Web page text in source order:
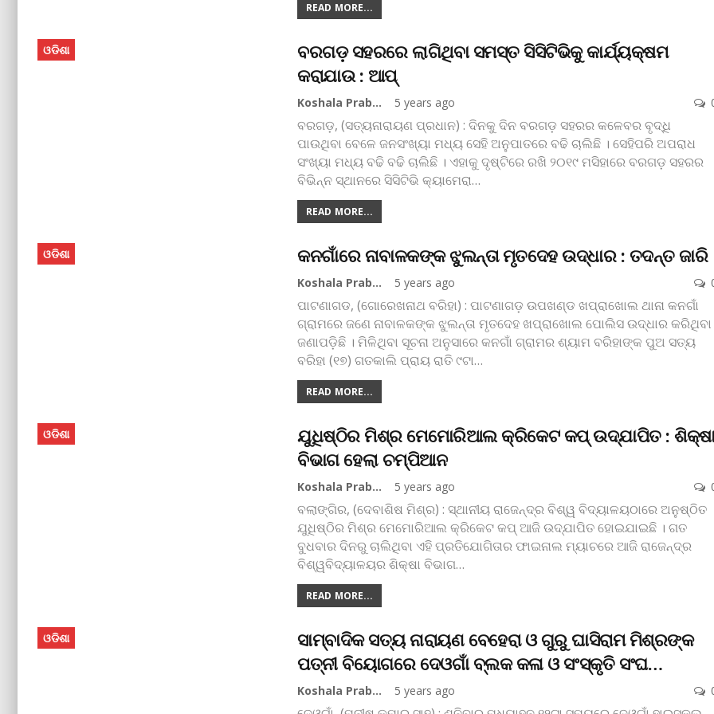
READ MORE...
ଓଡିଶା
ବରଗଡ଼ ସହରରେ ଲାଗିଥିବା ସମସ୍ତ ସିସିଟିଭିକୁ କାର୍ଯ୍ୟକ୍ଷମ
କରାଯାଉ : ଆପ୍
Koshala Prabaha 5 years ago
ବରଗଡ଼, (ସତ୍ୟନାରାୟଣ ପ୍ରଧାନ) : ଦିନକୁ ଦିନ ବରଗଡ଼ ସହରର କଳେବର ବୃଦ୍ଧି
ପାଉଥିବା ବେଳେ ଜନସଂଖ୍ୟା ମଧ୍ୟ ସେହି ଅନୁପାତରେ ବଢି ଚାଲିଛି । ସେହିପରି ଅପରାଧ
ସଂଖ୍ୟା ମଧ୍ୟ ବଢି ବଢି ଚାଲିଛି । ଏହାକୁ ଦୃଷ୍ଟିରେ ରଖି ୨୦୧୯ ମସିହାରେ ବରଗଡ଼ ସହରର
ବିଭିନ୍ନ ସ୍ଥାନରେ ସିସିଟିଭି କ୍ୟାମେରା…
READ MORE...
ଓଡିଶା କନଗାଁରେ ନାବାଳକଙ୍କ ଝୁଲନ୍ତା ମୃତଦେହ ଉଦ୍ଧାର : ତଦନ୍ତ ଜାରି
Koshala Prabaha 5 years ago
ପାଟଣାଗଡ, (ଗୋରେଖନାଥ ବରିହା) : ପାଟଣାଗଡ଼ ଉପଖଣ୍ଡ ଖପ୍ରାଖୋଲ ଥାନା କନଗାଁ
ଗ୍ରାମରେ ଜଣେ ନାବାଳକଙ୍କ ଝୁଲନ୍ତା ମୃତଦେହ ଖପ୍ରାଖୋଲ ପୋଲିସ ଉଦ୍ଧାର କରିଥିବା
ଜଣାପଡ଼ିଛି । ମିଳିଥିବା ସୂଚନା ଅନୁସାରେ କନଗାଁ ଗ୍ରାମର ଶ୍ୟାମ ବରିହାଙ୍କ ପୁଅ ସତ୍ୟ
ବରିହା (୧୭) ଗତକାଲି ପ୍ରାୟ ରାତି ୯ଟା…
READ MORE...
ଓଡିଶା
ଯୁଧିଷ୍ଠିର ମିଶ୍ର ମେମୋରିଆଲ କ୍ରିକେଟ କପ୍‌ ଉଦ୍‌ଯାପିତ :
ବିଭାଗ ହେଲା ଚମ୍ପିଆନ
Koshala Prabaha 5 years ago
ବଲାଙ୍ଗିର, (ଦେବାଶିଷ ମିଶ୍ର) : ସ୍ଥାନୀୟ ରାଜେନ୍ଦ୍ର ବିଶ୍ୱ ବିଦ୍ୟାଳୟଠାରେ ଅନୁଷ୍ଠିତ
ଯୁଧିଷ୍ଠିର ମିଶ୍ର ମେମୋରିଆଲ କ୍ରିକେଟ କପ୍‌ ଆଜି ଉଦ୍‌ଯାପିତ ହୋଇଯାଇଛି । ଗତ
ବୁଧବାର ଦିନରୁ ଚାଲିଥିବା ଏହି ପ୍ରତିଯୋଗିତାର ଫାଇନାଲ ମ୍ୟାଚରେ ଆଜି ରାଜେନ୍ଦ୍ର
ବିଶ୍ୱବିଦ୍ୟାଳୟର ଶିକ୍ଷା ବିଭାଗ…
READ MORE...
ଓଡିଶା
ସାମ୍ବାଦିକ ସତ୍ୟ ନାରାୟଣ ବେହେରା ଓ ଗୁରୁ ଘାସିରାମ ମିଶ୍ରଙ୍କ
ପତ୍ନୀ ବିୟୋଗରେ ଦେଓଗାଁ ବ୍ଲକ କଳା ଓ ସଂସ୍କୃତି ସଂଘ…
Koshala Prabaha 5 years ago